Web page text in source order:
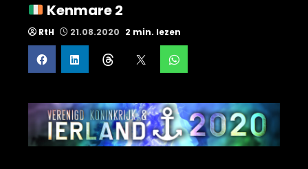
Kenmare 2
RtH 21.08.2020 2 min. lezen